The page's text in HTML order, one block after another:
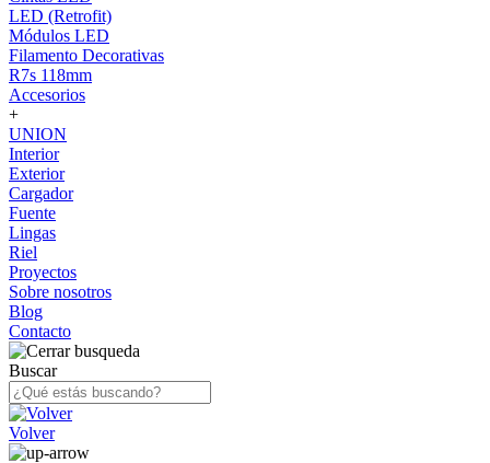
LED (Retrofit)
Módulos LED
Filamento Decorativas
R7s 118mm
Accesorios
+
UNION
Interior
Exterior
Cargador
Fuente
Lingas
Riel
Proyectos
Sobre nosotros
Blog
Contacto
Buscar
Volver